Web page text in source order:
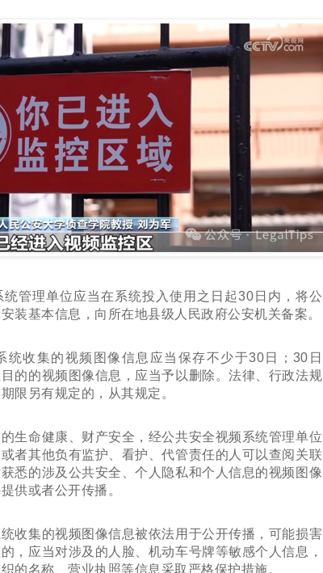
管理单位应当在系统投入使用之日起30 日内，将公
装基本信息，向所在地县级人民政府公安机关备案。
收集的视频图像信息应当保存不少于30 日； 30 日
的的视频图像信息，应当予以删除。法律、行政法规
限另有规定的，从其规定。
生命健康、财产安全，经公共安全视频系统管理单位
者其他负有监护、看护、代管责任的人可以查阅关联
悉的涉及公共安全、个人隐私和个人信息的视频图像
供或者公开传播。
收集的视频图像信息被依法用于公开传播，可能损害
，应当对涉及的人脸、机动车号牌等敏感个人信息，
的名称、营业执照等信息采取严格保护措施。